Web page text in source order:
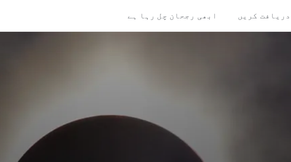
دریافت کریں ابھی رجحان چل رہا ہے